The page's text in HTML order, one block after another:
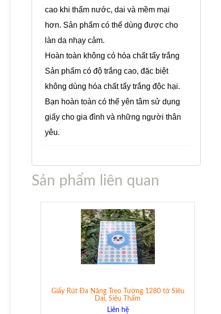
cao khi thấm nước, dai và mềm mại
hơn. Sản phẩm có thể dùng được cho
làn da nhạy cảm.
Hoàn toàn không có hóa chất tẩy trắng
Sản phẩm có độ trắng cao, đặc biệt
không dùng hóa chất tẩy trắng độc hại.
Bạn hoàn toàn có thể yên tâm sử dụng
giấy cho gia đình và những người thân
yêu.
Sản phẩm liên quan
Giấy Rút Đa Năng Treo Tường 1280 tờ Siêu
Dai, Siêu Thấm
Liên hệ